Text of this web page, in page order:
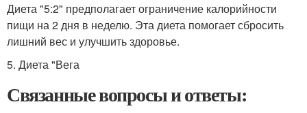
Диета "5:2" предполагает ограничение калорийности
пищи на 2 дня в неделю. Эта диета помогает сбросить
лишний вес и улучшить здоровье.
5. Диета "Вега
Связанные вопросы и ответы: